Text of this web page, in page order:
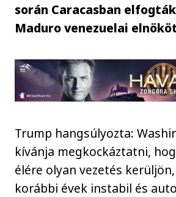
során Caracasban
Maduro venezuelai
Trump hangsúlyozta:
kívánja megkockáztatni,
élére olyan vezetés
korábbi évek instabil és